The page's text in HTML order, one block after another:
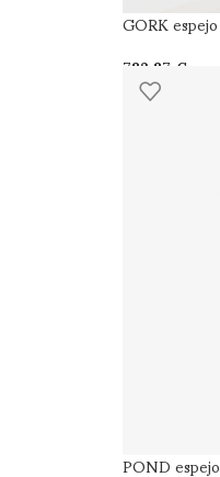
GORK espejo
€
POND espejo